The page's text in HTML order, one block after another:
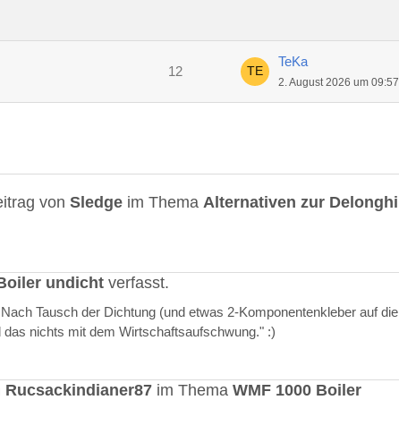
12
TeKa
2. August 2026 um 09:57
vonSledge im ThemaAlternativen zur Delonghi
undicht verfasst.
Tausch der Dichtung (und etwas 2-Komponentenkleber auf die
nichts mit dem Wirtschaftsaufschwung." :)
Rucsackindianer87 im ThemaWMF 1000 Boiler